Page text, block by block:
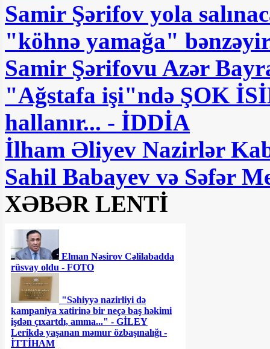
Samir Şərifov yola
"köhnə yamağa"
Samir Şərifovu Azər
"Ağstafa işi"ndə ŞOK
hallanır... - İDDİA
İlham Əliyev Nazirlər
Sahil Babayev və Səfər
XƏBƏR LENTİ
Elman Nəsirov Cəlilabadda
rüsvay oldu - FOTO
"Səhiyyə nazirliyi də
kampaniya xatirinə bir neçə baş həkimi
işdən çıxartdı, amma..." - GİLEY
Lerikdə yaşanan məmur özbaşınalığı -
İTTİHAM